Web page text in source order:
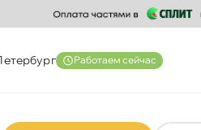
Работаем сейчас